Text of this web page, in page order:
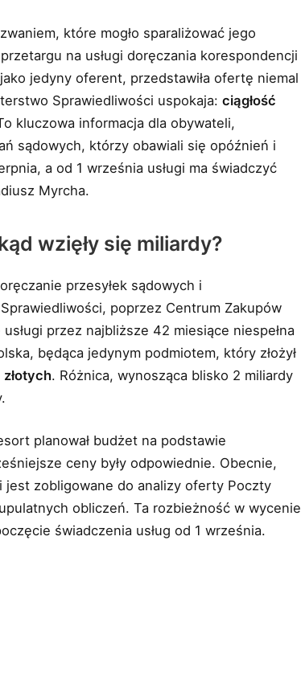
które mogło sparaliżować jego
na usługi doręczania korespondencji
jedyny oferent, przedstawiła ofertę niemal
Sprawiedliwości uspokaja:ciągłość
kluczowa informacja dla obywateli,
sądowych, którzy obawiali się opóźnień i
a od 1 września usługi ma świadczyć
Myrcha.
wzięły się miliardy?
przesyłek sądowych i
poprzez Centrum Zakupów
przez najbliższe 42 miesiące niespełna
będąca jedynym podmiotem, który złożył
. Różnica, wynosząca blisko 2 miliardy
planował budżet na podstawie
ceny były odpowiednie. Obecnie,
jest zobligowane do analizy oferty Poczty
obliczeń. Ta rozbieżność w wycenie
świadczenia usług od 1 września.